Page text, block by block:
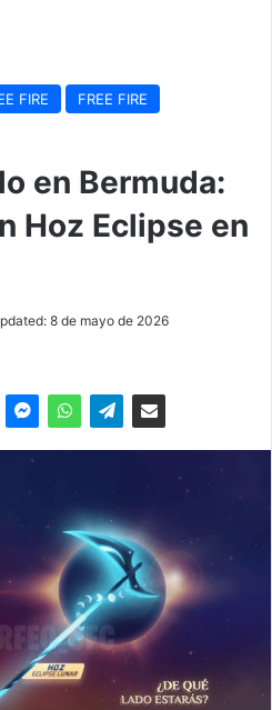
FIRE
FREE FIRE
en Bermuda:
Hoz Eclipse en
8 de mayo de 2026